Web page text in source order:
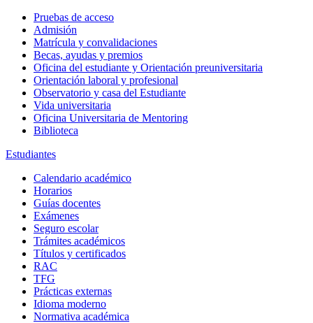
Pruebas de acceso
Admisión
Matrícula y convalidaciones
Becas, ayudas y premios
Oficina del estudiante y Orientación preuniversitaria
Orientación laboral y profesional
Observatorio y casa del Estudiante
Vida universitaria
Oficina Universitaria de Mentoring
Biblioteca
Estudiantes
Calendario académico
Horarios
Guías docentes
Exámenes
Seguro escolar
Trámites académicos
Títulos y certificados
RAC
TFG
Prácticas externas
Idioma moderno
Normativa académica